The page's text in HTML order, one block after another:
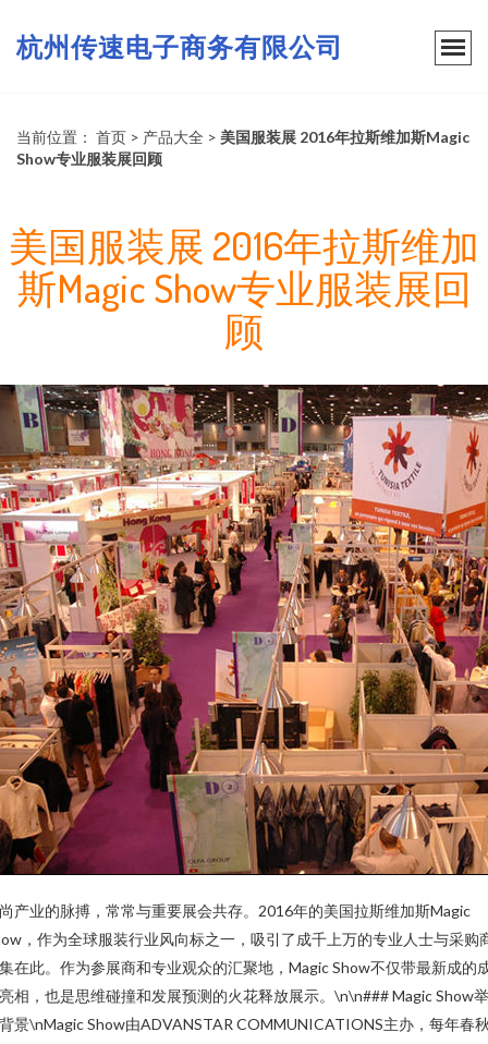
杭州传速电子商务有限公司
当前位置： 首页 > 产品大全 > 美国服装展 2016年拉斯维加斯Magic
Show专业服装展回顾
美国服装展 2016年拉斯维加
斯Magic Show专业服装展回
顾
产业的脉搏，常常与重要展会共存。2016年的美国拉斯维加斯Magic
，作为全球服装行业风向标之一，吸引了成千上万的专业人士与采购
在此。作为参展商和专业观众的汇聚地，Magic Show不仅带最新成的
相，也是思维碰撞和发展预测的火花释放展示。\n\n### Magic Show
景\nMagic Show由ADVANSTAR COMMUNICATIONS主办，每年春